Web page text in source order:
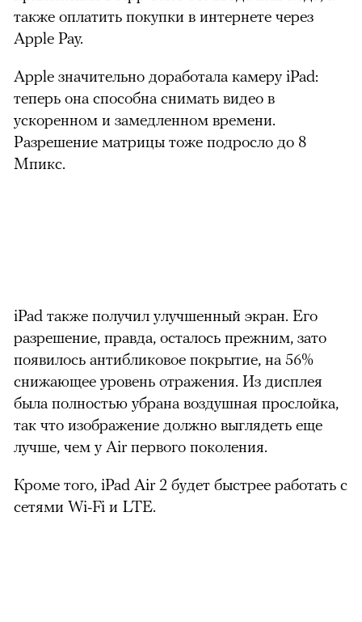
также оплатить покупки в интернете через
Apple Pay.
Apple значительно доработала камеру iPad:
теперь она способна снимать видео в
ускоренном и замедленном времени.
Разрешение матрицы тоже подросло до 8
Мпикс.
iPad также получил улучшенный экран. Его
разрешение, правда, осталось прежним, зато
появилось антибликовое покрытие, на 56%
снижающее уровень отражения. Из дисплея
была полностью убрана воздушная прослойка,
так что изображение должно выглядеть еще
лучше, чем у Air первого поколения.
Кроме того, iPad Air 2 будет быстрее работать с
сетями Wi-Fi и LTE.